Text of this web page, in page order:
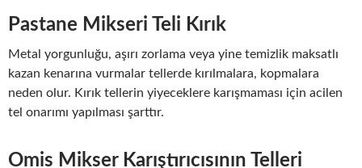
Pastane Mikseri Teli Kırık
Metal yorgunluğu, aşırı zorlama veya yine temizlik maksatlı
kazan kenarına vurmalar tellerde kırılmalara, kopmalara
neden olur. Kırık tellerin yiyeceklere karışmaması için acilen
tel onarımı yapılması şarttır.
Omis Mikser Karıştırıcısının Telleri